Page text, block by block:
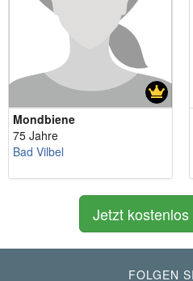
Mondbiene
75 Jahre
Bad Vilbel
Jetzt
FOLGEN